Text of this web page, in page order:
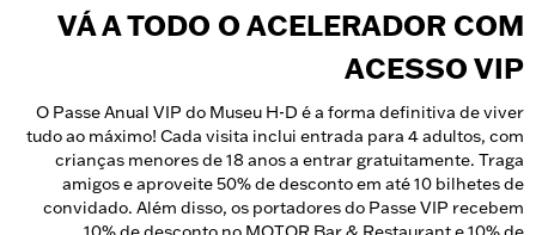
VÁ A TODO O ACELERADOR COM
ACESSO VIP
O Passe Anual VIP do Museu H-D é a forma definitiva de viver
tudo ao máximo! Cada visita inclui entrada para 4 adultos, com
crianças menores de 18 anos a entrar gratuitamente. Traga
amigos e aproveite 50% de desconto em até 10 bilhetes de
convidado. Além disso, os portadores do Passe VIP recebem